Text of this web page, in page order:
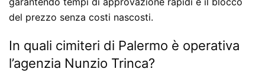
del prezzo senza costi nascosti.
In quali cimiteri di Palermo è operativa
l’agenzia Nunzio Trinca?